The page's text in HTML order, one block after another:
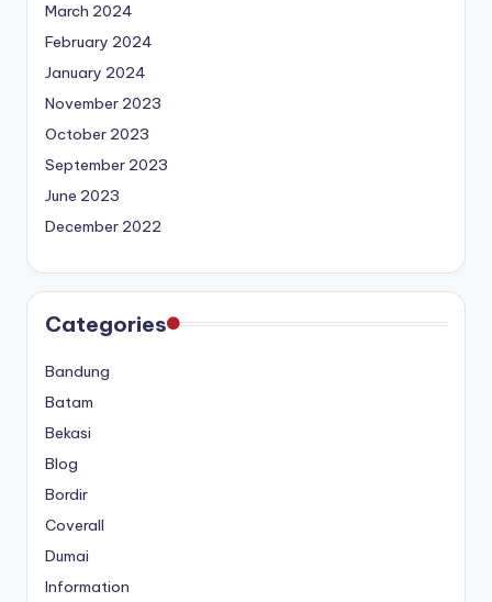
March 2024
February 2024
January 2024
November 2023
October 2023
September 2023
June 2023
December 2022
Categories
Bandung
Batam
Bekasi
Blog
Bordir
Coverall
Dumai
Information